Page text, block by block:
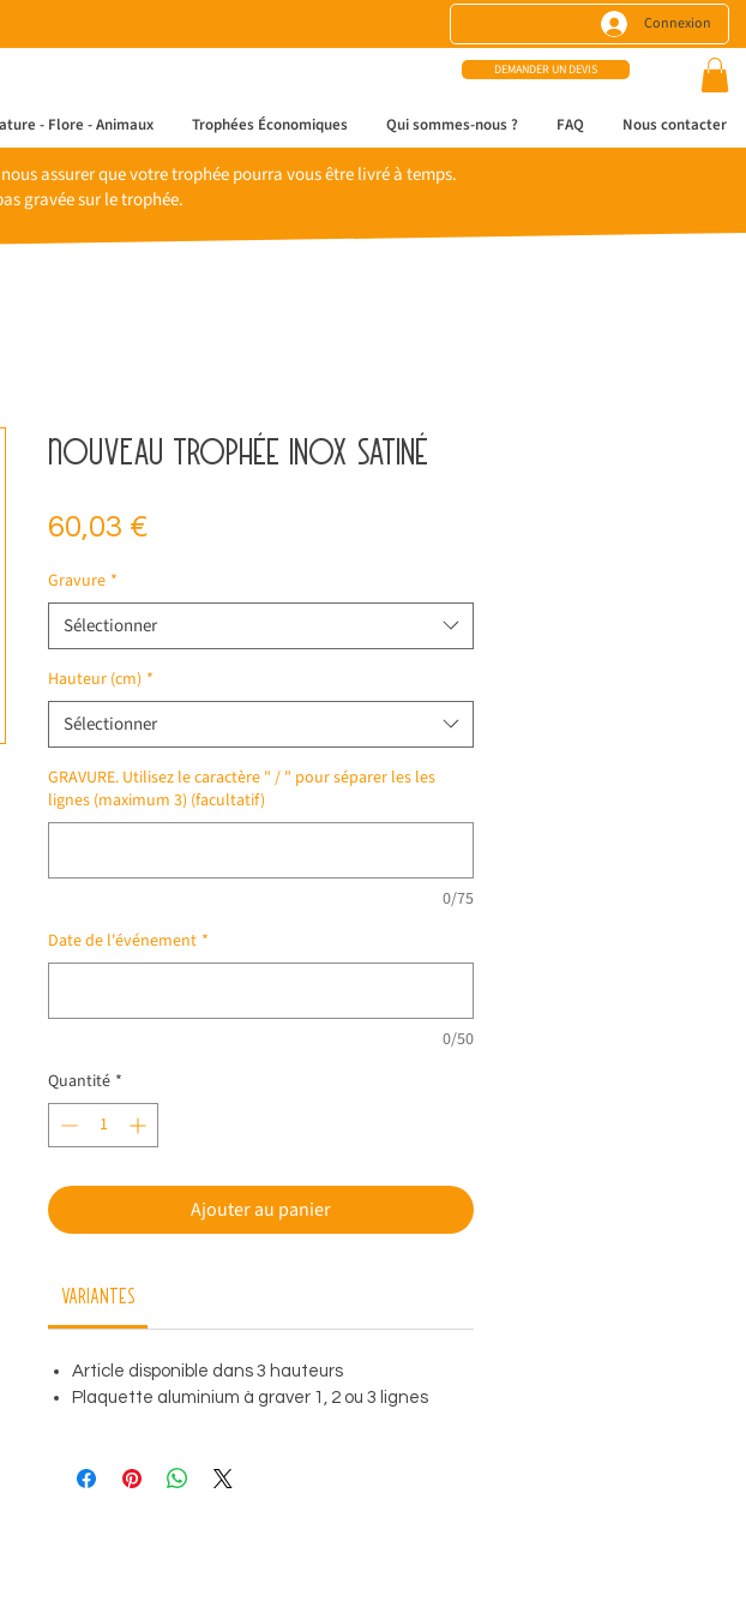
Connexion
DEMANDER UN DEVIS
- Flore - Animaux Trophées Économiques Qui sommes-nous ? FAQ Nous contacter
assurer que votre trophée pourra vous être livré à temps.
gravée sur le trophée.
NOUVEAU trophée inox satiné
60,03 €
Gravure *
Sélectionner
Hauteur (cm) *
Sélectionner
GRAVURE. Utilisez le caractère " / " pour séparer les les
lignes (maximum 3) (facultatif)
0/75
Date de l'événement *
0/50
Quantité *
Ajouter au panier
Variantes
Article disponible dans 3 hauteurs
Plaquette aluminium à graver 1, 2 ou 3 lignes